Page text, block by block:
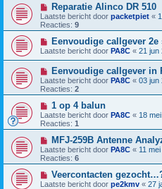
Reparatie Alinco DR 510
Laatste bericht door packetpiet «
Reacties: 9
Eenvoudige callgever 2e
Laatste bericht door PA8C « 21 jun
Eenvoudige callgever in
Laatste bericht door PA8C « 03 jun
Reacties: 2
1 op 4 balun
Laatste bericht door PA8C « 18
Reacties: 1
MFJ-259B Antenne
Laatste bericht door PA8C « 11
Reacties: 6
Veercontacten
Laatste bericht door pe2kmv « 27